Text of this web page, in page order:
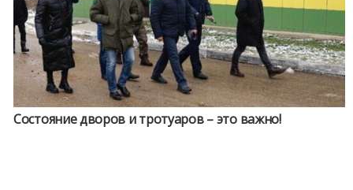
Состояние дворов и тротуаров – это важно!